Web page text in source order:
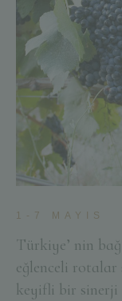
1-7 MAYIS
Türkiye’ nin
eğlenceli
keyifli bir sinerji